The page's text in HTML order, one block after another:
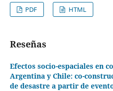
PDF
HTML
Reseñas
Efectos socio-espaciales en
Argentina y Chile: co-
de desastre a partir de